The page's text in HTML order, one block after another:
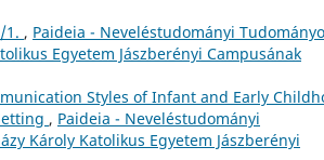
1. , Paideia - Neveléstudományi
Egyetem Jászberényi Campusának
Styles of Infant and Early
, Paideia - Neveléstudományi
Károly Katolikus Egyetem Jászberényi